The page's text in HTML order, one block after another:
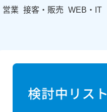
営業 接客・販売 WEB・IT